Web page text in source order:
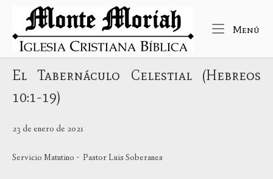
contenido
Inicio
Menú
El Tabernáculo Celestial (Hebreos
10:1-19)
23 de enero de 2021
Servicio Matutino - Pastor Luis Soberanes